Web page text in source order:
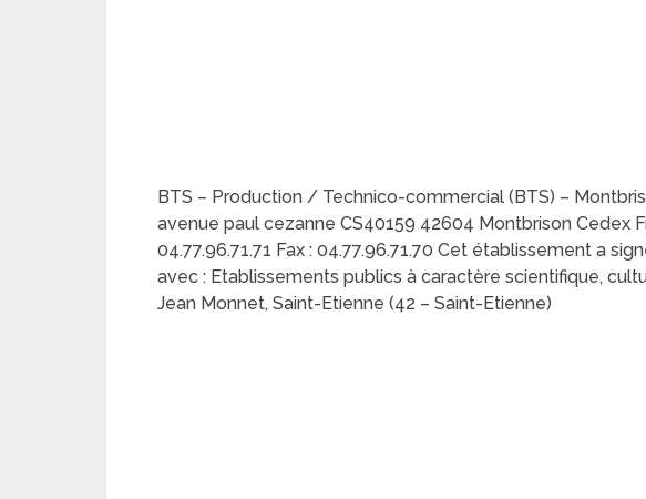
BTS – Production / Technico-commercial (BTS) –
avenue paul cezanne CS40159 42604 Montbrison Cedex
04.77.96.71.71 Fax : 04.77.96.71.70 Cet établissement a
avec : Etablissements publics à caractère scientifique,
Jean Monnet, Saint-Etienne (42 – Saint-Etienne)